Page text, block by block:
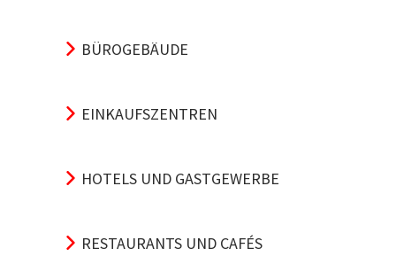
BÜROGEBÄUDE
EINKAUFSZENTREN
HOTELS UND GASTGEWERBE
RESTAURANTS UND CAFÉS